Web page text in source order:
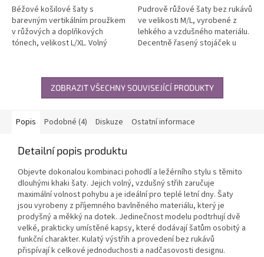
Béžové košilové šaty s
barevným vertikálním proužkem
v růžových a doplňkových
tónech, velikost L/XL. Volný
Pudrově růžové šaty bez rukávů
ve velikosti M/L, vyrobené z
lehkého a vzdušného materiálu.
Decentně řasený stojáček u
ZOBRAZIT VŠECHNY SOUVISEJÍCÍ PRODUKTY
Popis Podobné (4) Diskuze Ostatní informace
Detailní popis produktu
Objevte dokonalou kombinaci pohodlí a ležérního stylu s těmito
dlouhými khaki šaty. Jejich volný, vzdušný střih zaručuje
maximální volnost pohybu a je ideální pro teplé letní dny. Šaty
jsou vyrobeny z příjemného bavlněného materiálu, který je
prodyšný a měkký na dotek. Jedinečnost modelu podtrhují dvě
velké, prakticky umístěné kapsy, které dodávají šatům osobitý a
funkční charakter. Kulatý výstřih a provedení bez rukávů
přispívají k celkové jednoduchosti a nadčasovosti designu.